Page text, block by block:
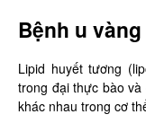
Bệnh u
Lipid huyết tương
trong đại thực bào
khác nhau trong cơ